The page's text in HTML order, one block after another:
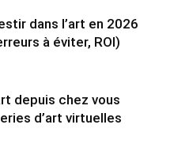
dans l’art en 2026
à éviter, ROI)
depuis chez vous
d’art virtuelles